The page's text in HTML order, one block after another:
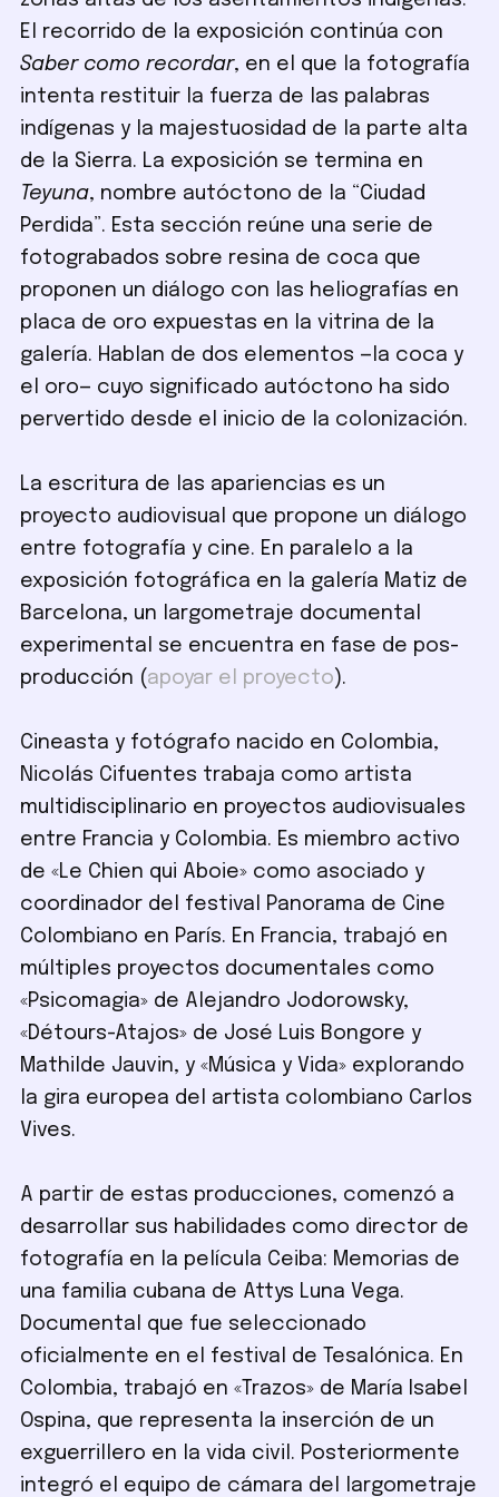
El recorrido de la exposición continúa con
Saber como recordar, en el que la fotografía
intenta restituir la fuerza de las palabras
indígenas y la majestuosidad de la parte alta
de la Sierra. La exposición se termina en
Teyuna, nombre autóctono de la “Ciudad
Perdida”. Esta sección reúne una serie de
fotograbados sobre resina de coca que
proponen un diálogo con las heliografías en
placa de oro expuestas en la vitrina de la
galería. Hablan de dos elementos —la coca y
el oro— cuyo significado autóctono ha sido
pervertido desde el inicio de la colonización.
La escritura de las apariencias es un
proyecto audiovisual que propone un diálogo
entre fotografía y cine. En paralelo a la
exposición fotográfica en la galería Matiz de
Barcelona, un largometraje documental
experimental se encuentra en fase de pos-
producción (apoyar el proyecto).
Cineasta y fotógrafo nacido en Colombia,
Nicolás Cifuentes trabaja como artista
multidisciplinario en proyectos audiovisuales
entre Francia y Colombia. Es miembro activo
de «Le Chien qui Aboie» como asociado y
coordinador del festival Panorama de Cine
Colombiano en París. En Francia, trabajó en
múltiples proyectos documentales como
«Psicomagia» de Alejandro Jodorowsky,
«Détours-Atajos» de José Luis Bongore y
Mathilde Jauvin, y «Música y Vida» explorando
la gira europea del artista colombiano Carlos
Vives.
A partir de estas producciones, comenzó a
desarrollar sus habilidades como director de
fotografía en la película Ceiba: Memorias de
una familia cubana de Attys Luna Vega.
Documental que fue seleccionado
oficialmente en el festival de Tesalónica. En
Colombia, trabajó en «Trazos» de María Isabel
Ospina, que representa la inserción de un
exguerrillero en la vida civil. Posteriormente
integró el equipo de cámara del largometraje